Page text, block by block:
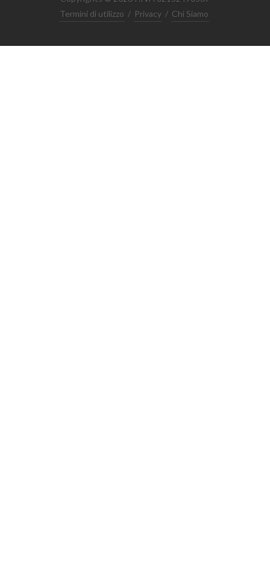
Termini di utilizzo / Privacy / Chi Siamo